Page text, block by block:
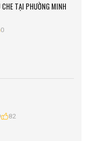
TẠI PHƯỜNG MINH
0
82